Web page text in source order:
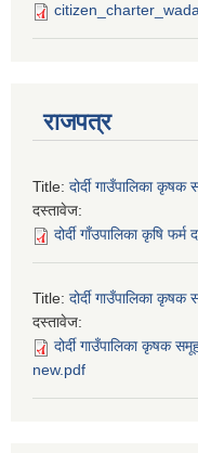
राजपत्र
Title: दोर्दी गाउँपालिका
दस्तावेज:
दोर्दी गाँउपालिका कृषि
Title: दोर्दी गाउँपालिका
दस्तावेज:
दोर्दी गाउँपालिका कृषक
new.pdf